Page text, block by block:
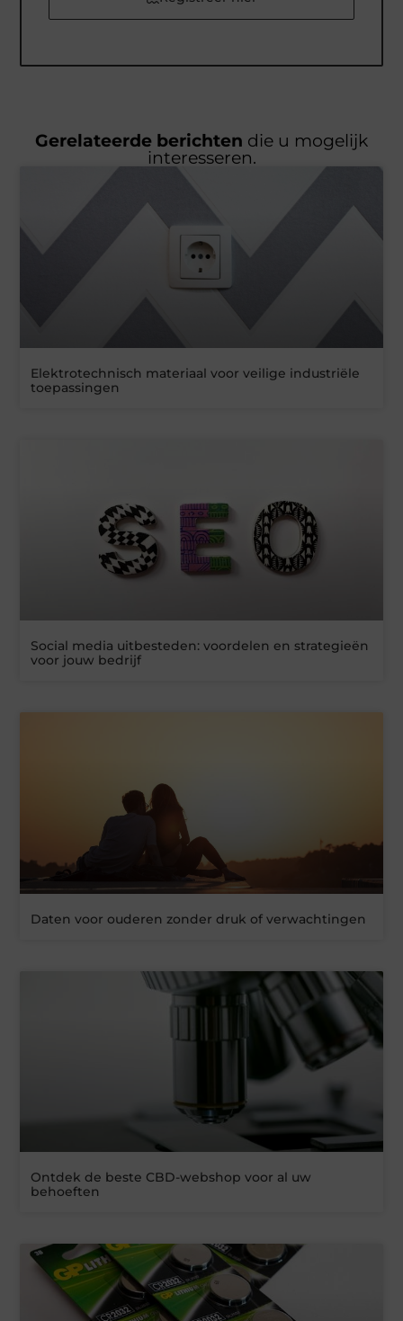
Gerelateerde berichten die u mogelijk
interesseren.
Elektrotechnisch materiaal voor veilige industriële
toepassingen
Social media uitbesteden: voordelen en strategieën
voor jouw bedrijf
Daten voor ouderen zonder druk of verwachtingen
Ontdek de beste CBD-webshop voor al uw
behoeften